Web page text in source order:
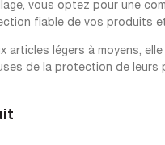
vous optez pour une
fiable de vos produits
articles légers à moyens,
de la protection de